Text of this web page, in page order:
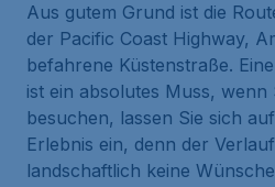
Aus gutem Grund ist die
der Pacific Coast Highway,
befahrene Küstenstraße.
ist ein absolutes Muss, wenn
besuchen, lassen Sie sich
Erlebnis ein, denn der
landschaftlich keine